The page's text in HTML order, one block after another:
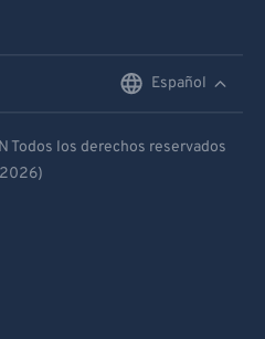
Español
Todos los derechos reservados